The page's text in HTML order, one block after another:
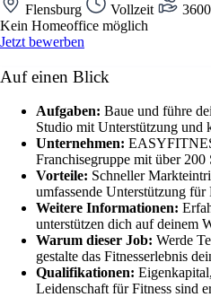
Flensburg Vollzeit
Kein Homeoffice möglich
Jetzt bewerben
Auf einen Blick
Aufgaben: Baue und führe
Studio mit Unterstützung und
Unternehmen:
Franchisegruppe mit über
Vorteile: Schneller
umfassende Unterstützung für
Weitere Informationen:
unterstützen dich auf deinem
Warum dieser Job: Werde
gestalte das Fitnesserlebnis
Qualifikationen:
Leidenschaft für Fitness sind